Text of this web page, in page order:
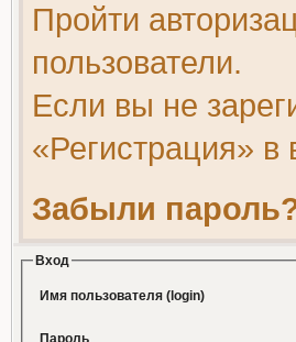
Пройти
пользователи.
Если вы не
«Регистрация»
Забыли
Вход
Имя пользователя (login)
Пароль